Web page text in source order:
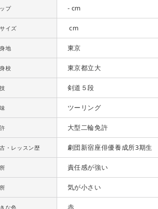
プ - cm
イズ cm
地 東京
校 東京都立大
剣道５段
ツーリング
大型二輪免許
・レッスン歴 劇団新宿座俳優養成所3期生
責任感が強い
気が小さい
な色 赤